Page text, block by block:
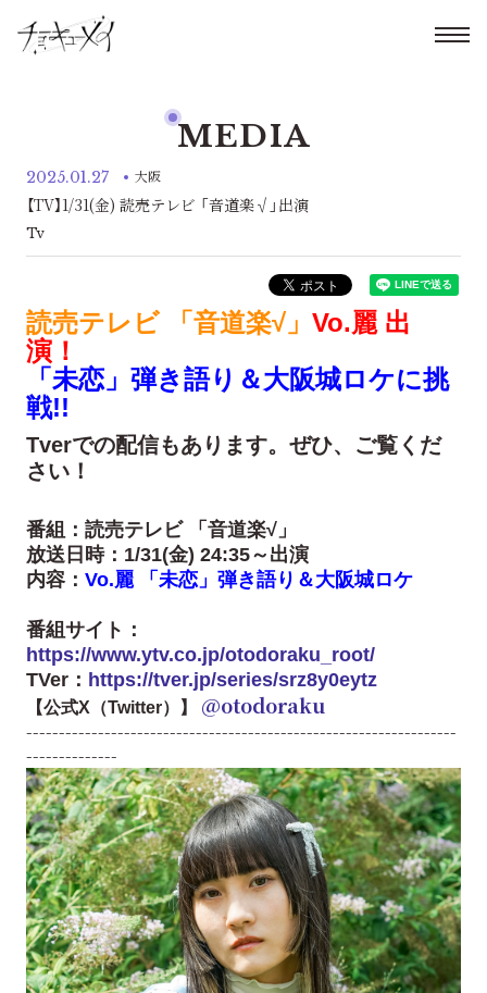
MEDIA
2025.01.27 大阪
【TV】1/31(金) 読売テレビ 「音道楽√」出演
Tv
読売テレビ 「音道楽√」 Vo.麗 出
演！
「未恋」弾き語り＆大阪城ロケに挑
戦!!
Tverでの配信もあります。 ぜひ、ご覧くだ
さい！
番組：読売テレビ 「音道楽√」
放送日時：1/31(金) 24:35～出演
内容： Vo.麗 「未恋」弾き語り＆大阪城ロケ
番組サイト：
https://www.ytv.co.jp/otodoraku_root/
TVer： https://tver.jp/series/srz8y0eytz
【公式X（Twitter）】 @otodoraku
------------------------------------------------------------------
--------------